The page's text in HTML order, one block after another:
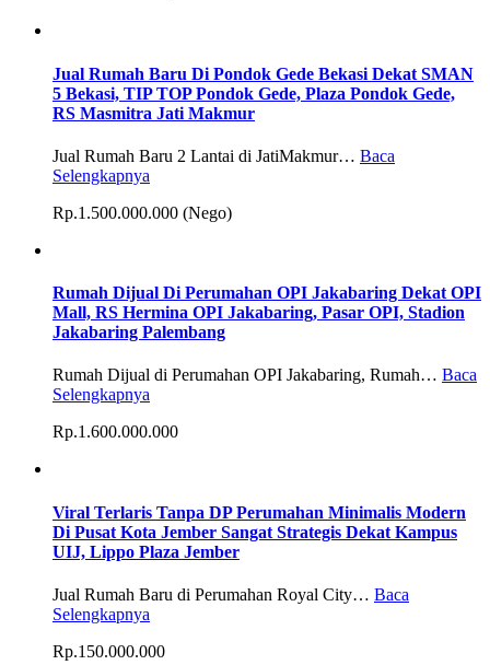
Jual Rumah Baru Di Pondok Gede Bekasi Dekat SMAN
5 Bekasi, TIP TOP Pondok Gede, Plaza Pondok Gede,
RS Masmitra Jati Makmur
Jual Rumah Baru 2 Lantai di JatiMakmur… Baca
Selengkapnya
Rp.1.500.000.000 (Nego)
Rumah Dijual Di Perumahan OPI Jakabaring Dekat OPI
Mall, RS Hermina OPI Jakabaring, Pasar OPI, Stadion
Jakabaring Palembang
Rumah Dijual di Perumahan OPI Jakabaring, Rumah… Baca
Selengkapnya
Rp.1.600.000.000
Viral Terlaris Tanpa DP Perumahan Minimalis Modern
Di Pusat Kota Jember Sangat Strategis Dekat Kampus
UIJ, Lippo Plaza Jember
Jual Rumah Baru di Perumahan Royal City… Baca
Selengkapnya
Rp.150.000.000